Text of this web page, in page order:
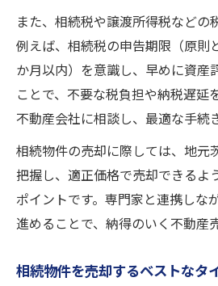
また、相続税や譲渡所得税などの
例えば、相続税の申告期限（原則
か月以内）を意識し、早めに資産
ことで、不要な税負担や納税遅延
不動産会社に相談し、最適な手続
相続物件の売却に際しては、地元
把握し、適正価格で売却できるよ
ポイントです。専門家と連携しな
進めることで、納得のいく不動産
相続物件を売却するベストなタ